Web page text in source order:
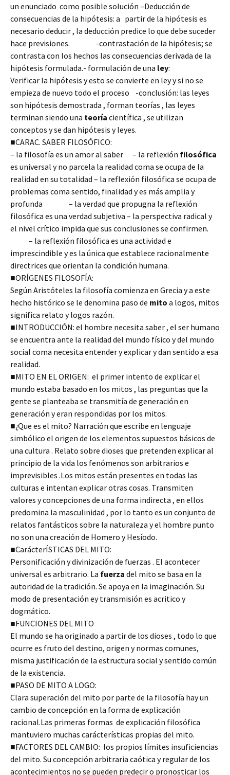
un enunciado como posible solución –Deducción de
consecuencias de la hipótesis: a partir de la hipótesis es
necesario deducir , la deducción predice lo que debe suceder
hace previsiones. -contrastación de la hipótesis; se
contrasta con los hechos las consecuencias derivada de la
hipótesis formulada.- formulación de una ley:
Verificar la hipótesis y esto se convierte en ley y si no se
empieza de nuevo todo el proceso -conclusión: las leyes
son hipótesis demostrada , forman teorías , las leyes
terminan siendo una teoría científica , se utilizan
conceptos y se dan hipótesis y leyes.
■CARAC. SABER FILOSÓFICO:
– la filosofía es un amor al saber – la reflexión filosófica
es universal y no parcela la realidad coma se ocupa de la
realidad en su totalidad – la reflexión filosófica se ocupa de
problemas coma sentido, finalidad y es más amplia y
profunda – la verdad que propugna la reflexión
filosófica es una verdad subjetiva – la perspectiva radical y
el nivel crítico impida que sus conclusiones se confirmen.
– la reflexión filosófica es una actividad e
imprescindible y es la única que establece racionalmente
directrices que orientan la condición humana.
■ORÍGENES FILOSOFÍA:
Según Aristóteles la filosofía comienza en Grecia y a este
hecho histórico se le denomina paso de mito a logos, mitos
significa relato y logos razón.
■INTRODUCCIÓN: el hombre necesita saber , el ser humano
se encuentra ante la realidad del mundo físico y del mundo
social coma necesita entender y explicar y dan sentido a esa
realidad.
■MITO EN EL ORIGEN: el primer intento de explicar el
mundo estaba basado en los mitos , las preguntas que la
gente se planteaba se transmitía de generación en
generación y eran respondidas por los mitos.
■¿Que es el mito? Narración que escribe en lenguaje
simbólico el origen de los elementos supuestos básicos de
una cultura . Relato sobre dioses que pretenden explicar al
principio de la vida los fenómenos son arbitrarios e
imprevisibles .Los mitos están presentes en todas las
culturas e intentan explicar otras cosas. Transmiten
valores y concepciones de una forma indirecta , en ellos
predomina la masculinidad , por lo tanto es un conjunto de
relatos fantásticos sobre la naturaleza y el hombre punto
no son una creación de Homero y Hesíodo.
■CarácterÍSTICAS DEL MITO:
Personificación y divinización de fuerzas . El acontecer
universal es arbitrario. La fuerza del mito se basa en la
autoridad de la tradición. Se apoya en la imaginación. Su
modo de presentación ey transmisión es acritico y
dogmático.
■FUNCIONES DEL MITO
El mundo se ha originado a partir de los dioses , todo lo que
ocurre es fruto del destino, origen y normas comunes,
misma justificación de la estructura social y sentido común
de la existencia.
■PASO DE MITO A LOGO:
Clara superación del mito por parte de la filosofía hay un
cambio de concepción en la forma de explicación
racional.Las primeras formas de explicación filosófica
mantuviero muchas carácterísticas propias del mito.
■FACTORES DEL CAMBIO: los propios límites insuficiencias
del mito. Su concepción arbitraria caótica y regular de los
acontecimientos no se pueden predecir o pronosticar los